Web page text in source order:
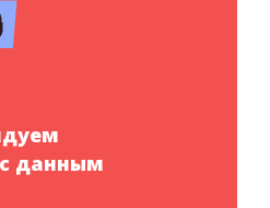
данным